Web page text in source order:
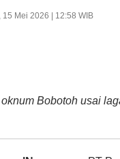
15 Mei 2026 | 12:58 WIB
Bobotoh usai